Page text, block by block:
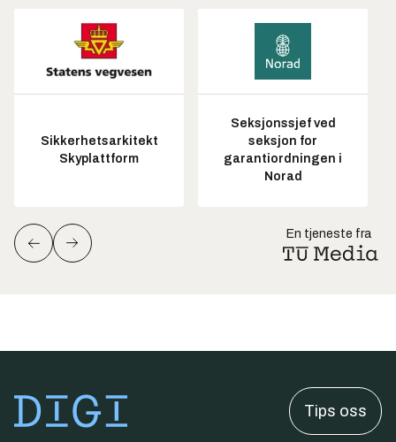
Sikkerhetsarkitekt
Skyplattform
Seksjonssjef ved
seksjon for
garantiordningen i
Norad
En tjeneste fra
Tips oss